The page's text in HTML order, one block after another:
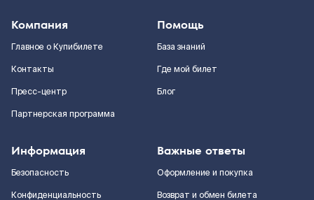
Компания
Главное о Купибилете
Контакты
Пресс-центр
Партнерская программа
Помощь
База знаний
Где мой билет
Блог
Информация
Безопасность
Конфиденциальность
Важные ответы
Оформление и покупка
Возврат и обмен билета